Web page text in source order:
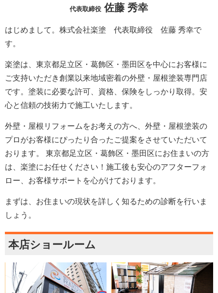
代表取締役 佐藤 秀幸
はじめまして。株式会社楽塗 代表取締役 佐藤 秀幸で
す。
楽塗は、東京都足立区・葛飾区・墨田区を中心にお客様に
ご支持いただき創業以来地域密着の外壁・屋根塗装専門店
です。塗装に必要な許可、資格、保険をしっかり取得。安
心と信頼の技術力で施工いたします。
外壁・屋根リフォームをお考えの方へ、外壁・屋根塗装の
プロがお客様にぴったり合ったご提案をさせていただいて
おります。 東京都足立区・葛飾区・墨田区にお住まいの方
は、楽塗にお任せください！施工後も安心のアフターフォ
ロー、お客様サポートを心がけております。
まずは、お住まいの現状を詳しく知るための診断を行いま
しょう。
本店ショールーム